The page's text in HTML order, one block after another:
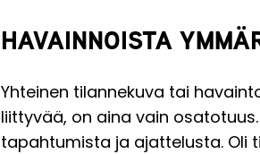
HAVAINNOISTA
Yhteinen tilannekuva tai
liittyvää, on aina vain
tapahtumista ja ajattelusta. Oli